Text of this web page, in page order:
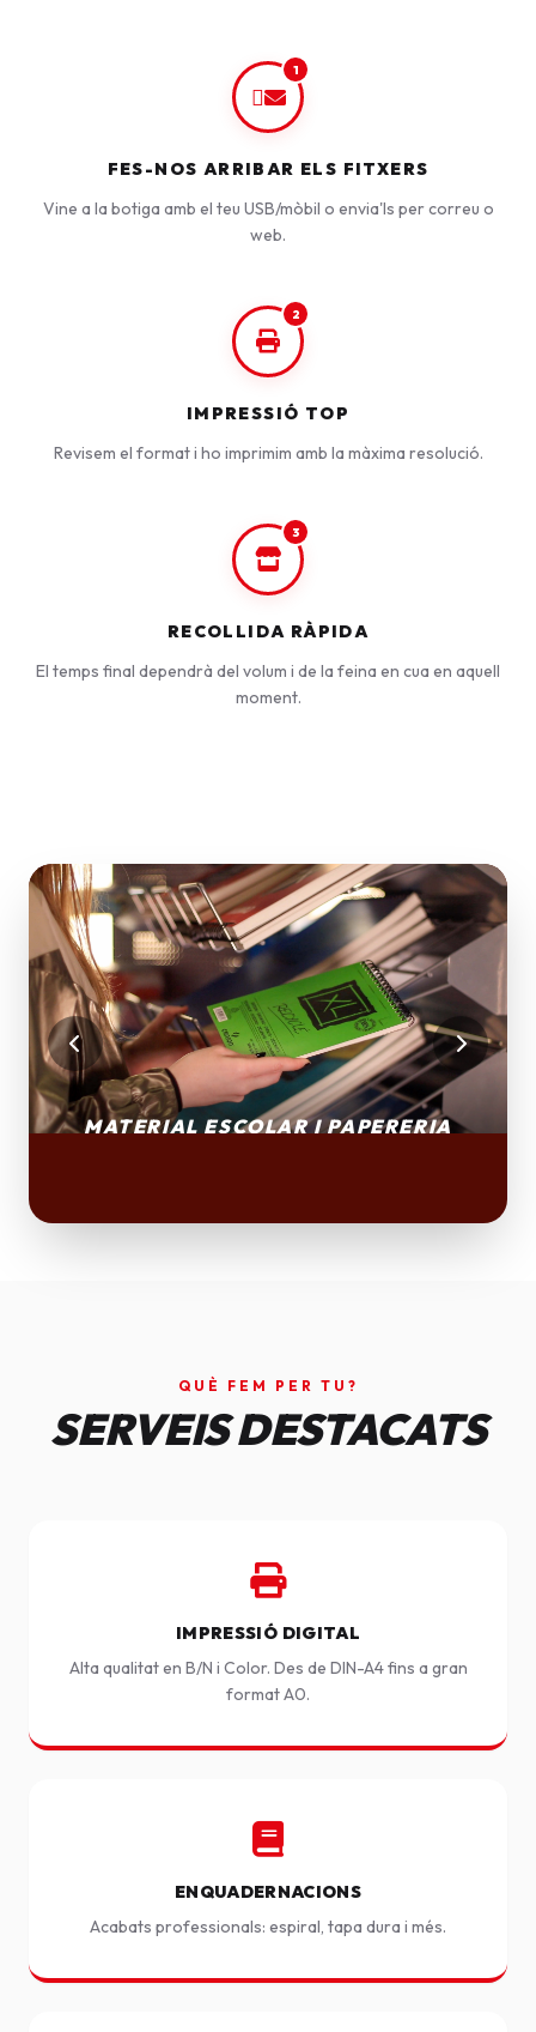
1
FES-NOS ARRIBAR ELS FITXERS
Vine a la botiga amb el teu USB/mòbil o envia'ls per correu o
web.
2
IMPRESSIÓ TOP
Revisem el format i ho imprimim amb la màxima resolució.
3
RECOLLIDA RÀPIDA
El temps final dependrà del volum i de la feina en cua en aquell
moment.
QUÈ FEM PER TU?
SERVEIS DESTACATS
IMPRESSIÓ DIGITAL
Alta qualitat en B/N i Color. Des de DIN-A4 fins a gran
format A0.
ENQUADERNACIONS
Acabats professionals: espiral, tapa dura i més.